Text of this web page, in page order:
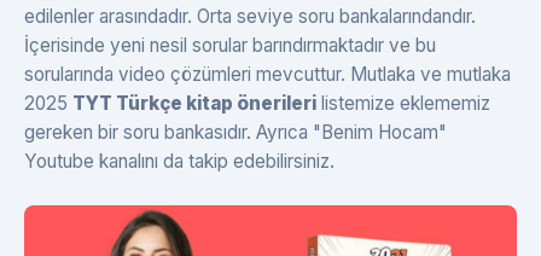
edilenler arasındadır. Orta seviye soru bankalarındandır.
İçerisinde yeni nesil sorular barındırmaktadır ve bu
sorularında video çözümleri mevcuttur. Mutlaka ve mutlaka
2025 TYT Türkçe kitap önerileri listemize eklememiz
gereken bir soru bankasıdır. Ayrıca "Benim Hocam"
Youtube kanalını da takip edebilirsiniz.